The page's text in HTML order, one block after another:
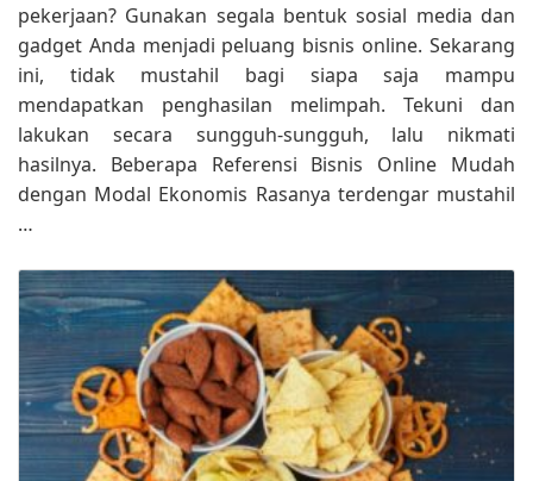
pekerjaan? Gunakan segala bentuk sosial media dan
gadget Anda menjadi peluang bisnis online. Sekarang
ini, tidak mustahil bagi siapa saja mampu
mendapatkan penghasilan melimpah. Tekuni dan
lakukan secara sungguh-sungguh, lalu nikmati
hasilnya. Beberapa Referensi Bisnis Online Mudah
dengan Modal Ekonomis Rasanya terdengar mustahil
…